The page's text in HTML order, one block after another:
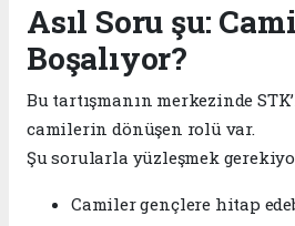
Asıl Soru şu:
Boşalıyor?
Bu tartışmanın merkezinde
camilerin dönüşen rolü var.
Şu sorularla yüzleşmek
Camiler gençlere hitap